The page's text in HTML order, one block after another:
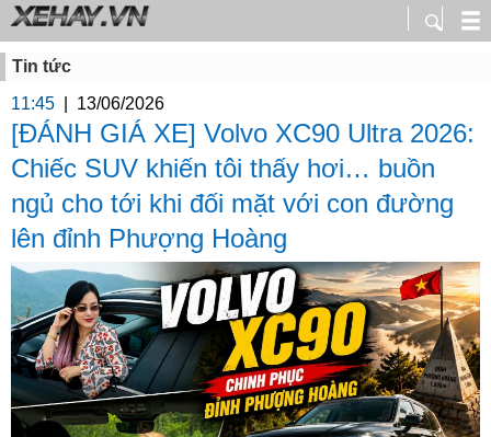
Tin tức
11:45
13/06/2026
[ĐÁNH GIÁ XE] Volvo XC90 Ultra 2026:
Chiếc SUV khiến tôi thấy hơi… buồn
ngủ cho tới khi đối mặt với con đường
lên đỉnh Phượng Hoàng